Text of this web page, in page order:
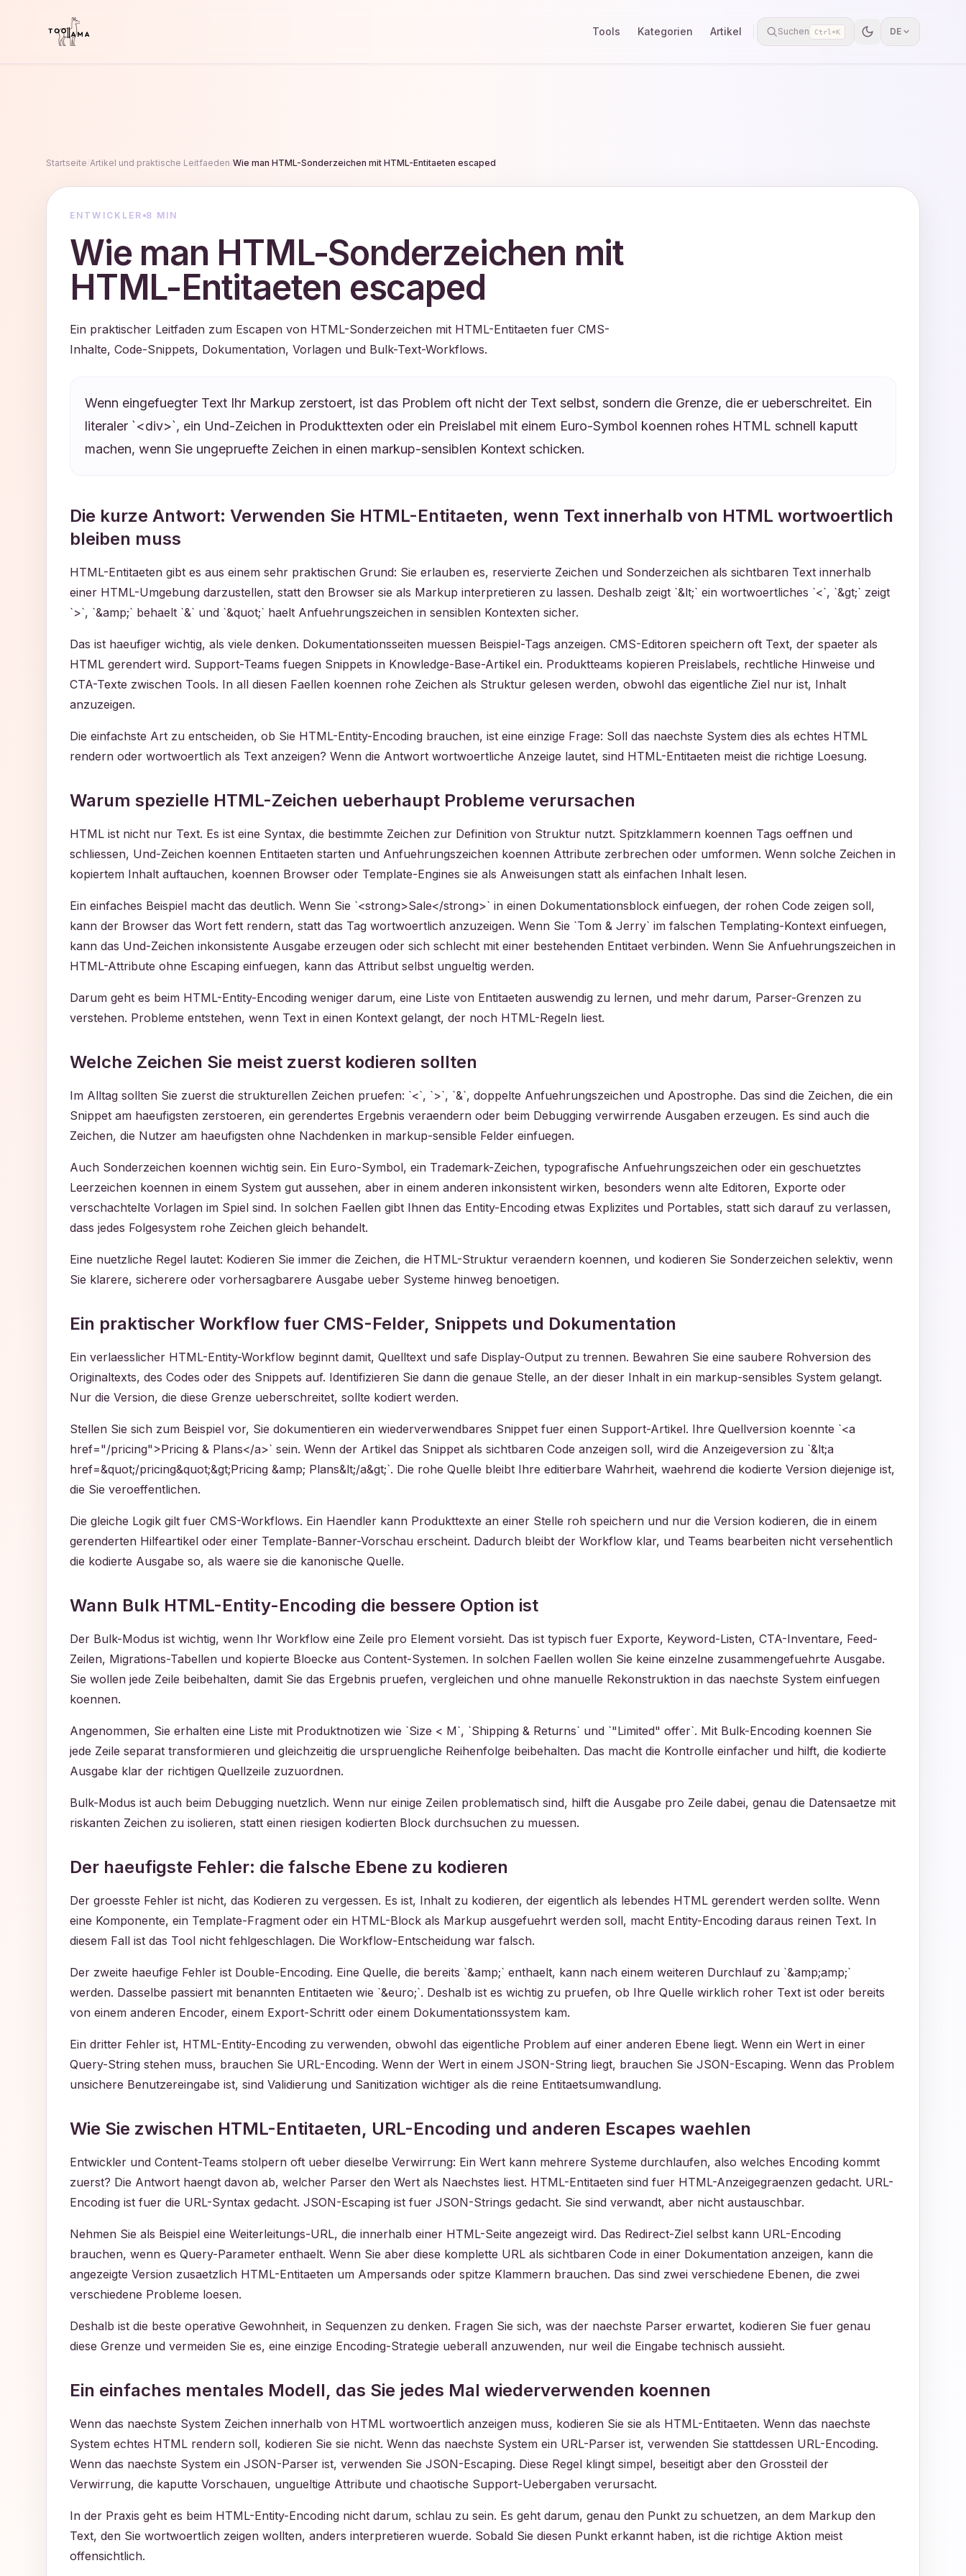
Tools Kategorien Artikel Suchen Ctrl+K DE
Startseite Artikel und praktische Leitfaeden Wie man HTML-Sonderzeichen mit HTML-Entitaeten escaped
ENTWICKLER 8 MIN
Wie man HTML-Sonderzeichen mit
HTML-Entitaeten escaped
Ein praktischer Leitfaden zum Escapen von HTML-Sonderzeichen mit HTML-Entitaeten fuer CMS-
Inhalte, Code-Snippets, Dokumentation, Vorlagen und Bulk-Text-Workflows.
Wenn eingefuegter Text Ihr Markup zerstoert, ist das Problem oft nicht der Text selbst, sondern die Grenze, die er ueberschreitet. Ein
literaler `<div>`, ein Und-Zeichen in Produkttexten oder ein Preislabel mit einem Euro-Symbol koennen rohes HTML schnell kaputt
machen, wenn Sie ungepruefte Zeichen in einen markup-sensiblen Kontext schicken.
Die kurze Antwort: Verwenden Sie HTML-Entitaeten, wenn Text innerhalb von HTML wortwoertlich
bleiben muss
HTML-Entitaeten gibt es aus einem sehr praktischen Grund: Sie erlauben es, reservierte Zeichen und Sonderzeichen als sichtbaren Text innerhalb
einer HTML-Umgebung darzustellen, statt den Browser sie als Markup interpretieren zu lassen. Deshalb zeigt `&lt;` ein wortwoertliches `<`, `&gt;` zeigt
`>`, `&amp;` behaelt `&` und `&quot;` haelt Anfuehrungszeichen in sensiblen Kontexten sicher.
Das ist haeufiger wichtig, als viele denken. Dokumentationsseiten muessen Beispiel-Tags anzeigen. CMS-Editoren speichern oft Text, der spaeter als
HTML gerendert wird. Support-Teams fuegen Snippets in Knowledge-Base-Artikel ein. Produktteams kopieren Preislabels, rechtliche Hinweise und
CTA-Texte zwischen Tools. In all diesen Faellen koennen rohe Zeichen als Struktur gelesen werden, obwohl das eigentliche Ziel nur ist, Inhalt
anzuzeigen.
Die einfachste Art zu entscheiden, ob Sie HTML-Entity-Encoding brauchen, ist eine einzige Frage: Soll das naechste System dies als echtes HTML
rendern oder wortwoertlich als Text anzeigen? Wenn die Antwort wortwoertliche Anzeige lautet, sind HTML-Entitaeten meist die richtige Loesung.
Warum spezielle HTML-Zeichen ueberhaupt Probleme verursachen
HTML ist nicht nur Text. Es ist eine Syntax, die bestimmte Zeichen zur Definition von Struktur nutzt. Spitzklammern koennen Tags oeffnen und
schliessen, Und-Zeichen koennen Entitaeten starten und Anfuehrungszeichen koennen Attribute zerbrechen oder umformen. Wenn solche Zeichen in
kopiertem Inhalt auftauchen, koennen Browser oder Template-Engines sie als Anweisungen statt als einfachen Inhalt lesen.
Ein einfaches Beispiel macht das deutlich. Wenn Sie `<strong>Sale</strong>` in einen Dokumentationsblock einfuegen, der rohen Code zeigen soll,
kann der Browser das Wort fett rendern, statt das Tag wortwoertlich anzuzeigen. Wenn Sie `Tom & Jerry` im falschen Templating-Kontext einfuegen,
kann das Und-Zeichen inkonsistente Ausgabe erzeugen oder sich schlecht mit einer bestehenden Entitaet verbinden. Wenn Sie Anfuehrungszeichen in
HTML-Attribute ohne Escaping einfuegen, kann das Attribut selbst ungueltig werden.
Darum geht es beim HTML-Entity-Encoding weniger darum, eine Liste von Entitaeten auswendig zu lernen, und mehr darum, Parser-Grenzen zu
verstehen. Probleme entstehen, wenn Text in einen Kontext gelangt, der noch HTML-Regeln liest.
Welche Zeichen Sie meist zuerst kodieren sollten
Im Alltag sollten Sie zuerst die strukturellen Zeichen pruefen: `<`, `>`, `&`, doppelte Anfuehrungszeichen und Apostrophe. Das sind die Zeichen, die ein
Snippet am haeufigsten zerstoeren, ein gerendertes Ergebnis veraendern oder beim Debugging verwirrende Ausgaben erzeugen. Es sind auch die
Zeichen, die Nutzer am haeufigsten ohne Nachdenken in markup-sensible Felder einfuegen.
Auch Sonderzeichen koennen wichtig sein. Ein Euro-Symbol, ein Trademark-Zeichen, typografische Anfuehrungszeichen oder ein geschuetztes
Leerzeichen koennen in einem System gut aussehen, aber in einem anderen inkonsistent wirken, besonders wenn alte Editoren, Exporte oder
verschachtelte Vorlagen im Spiel sind. In solchen Faellen gibt Ihnen das Entity-Encoding etwas Explizites und Portables, statt sich darauf zu verlassen,
dass jedes Folgesystem rohe Zeichen gleich behandelt.
Eine nuetzliche Regel lautet: Kodieren Sie immer die Zeichen, die HTML-Struktur veraendern koennen, und kodieren Sie Sonderzeichen selektiv, wenn
Sie klarere, sicherere oder vorhersagbarere Ausgabe ueber Systeme hinweg benoetigen.
Ein praktischer Workflow fuer CMS-Felder, Snippets und Dokumentation
Ein verlaesslicher HTML-Entity-Workflow beginnt damit, Quelltext und safe Display-Output zu trennen. Bewahren Sie eine saubere Rohversion des
Originaltexts, des Codes oder des Snippets auf. Identifizieren Sie dann die genaue Stelle, an der dieser Inhalt in ein markup-sensibles System gelangt.
Nur die Version, die diese Grenze ueberschreitet, sollte kodiert werden.
Stellen Sie sich zum Beispiel vor, Sie dokumentieren ein wiederverwendbares Snippet fuer einen Support-Artikel. Ihre Quellversion koennte `<a
href="/pricing">Pricing & Plans</a>` sein. Wenn der Artikel das Snippet als sichtbaren Code anzeigen soll, wird die Anzeigeversion zu `&lt;a
href=&quot;/pricing&quot;&gt;Pricing &amp; Plans&lt;/a&gt;`. Die rohe Quelle bleibt Ihre editierbare Wahrheit, waehrend die kodierte Version diejenige ist,
die Sie veroeffentlichen.
Die gleiche Logik gilt fuer CMS-Workflows. Ein Haendler kann Produkttexte an einer Stelle roh speichern und nur die Version kodieren, die in einem
gerenderten Hilfeartikel oder einer Template-Banner-Vorschau erscheint. Dadurch bleibt der Workflow klar, und Teams bearbeiten nicht versehentlich
die kodierte Ausgabe so, als waere sie die kanonische Quelle.
Wann Bulk HTML-Entity-Encoding die bessere Option ist
Der Bulk-Modus ist wichtig, wenn Ihr Workflow eine Zeile pro Element vorsieht. Das ist typisch fuer Exporte, Keyword-Listen, CTA-Inventare, Feed-
Zeilen, Migrations-Tabellen und kopierte Bloecke aus Content-Systemen. In solchen Faellen wollen Sie keine einzelne zusammengefuehrte Ausgabe.
Sie wollen jede Zeile beibehalten, damit Sie das Ergebnis pruefen, vergleichen und ohne manuelle Rekonstruktion in das naechste System einfuegen
koennen.
Angenommen, Sie erhalten eine Liste mit Produktnotizen wie `Size < M`, `Shipping & Returns` und `"Limited" offer`. Mit Bulk-Encoding koennen Sie
jede Zeile separat transformieren und gleichzeitig die urspruengliche Reihenfolge beibehalten. Das macht die Kontrolle einfacher und hilft, die kodierte
Ausgabe klar der richtigen Quellzeile zuzuordnen.
Bulk-Modus ist auch beim Debugging nuetzlich. Wenn nur einige Zeilen problematisch sind, hilft die Ausgabe pro Zeile dabei, genau die Datensaetze mit
riskanten Zeichen zu isolieren, statt einen riesigen kodierten Block durchsuchen zu muessen.
Der haeufigste Fehler: die falsche Ebene zu kodieren
Der groesste Fehler ist nicht, das Kodieren zu vergessen. Es ist, Inhalt zu kodieren, der eigentlich als lebendes HTML gerendert werden sollte. Wenn
eine Komponente, ein Template-Fragment oder ein HTML-Block als Markup ausgefuehrt werden soll, macht Entity-Encoding daraus reinen Text. In
diesem Fall ist das Tool nicht fehlgeschlagen. Die Workflow-Entscheidung war falsch.
Der zweite haeufige Fehler ist Double-Encoding. Eine Quelle, die bereits `&amp;` enthaelt, kann nach einem weiteren Durchlauf zu `&amp;amp;`
werden. Dasselbe passiert mit benannten Entitaeten wie `&euro;`. Deshalb ist es wichtig zu pruefen, ob Ihre Quelle wirklich roher Text ist oder bereits
von einem anderen Encoder, einem Export-Schritt oder einem Dokumentationssystem kam.
Ein dritter Fehler ist, HTML-Entity-Encoding zu verwenden, obwohl das eigentliche Problem auf einer anderen Ebene liegt. Wenn ein Wert in einer
Query-String stehen muss, brauchen Sie URL-Encoding. Wenn der Wert in einem JSON-String liegt, brauchen Sie JSON-Escaping. Wenn das Problem
unsichere Benutzereingabe ist, sind Validierung und Sanitization wichtiger als die reine Entitaetsumwandlung.
Wie Sie zwischen HTML-Entitaeten, URL-Encoding und anderen Escapes waehlen
Entwickler und Content-Teams stolpern oft ueber dieselbe Verwirrung: Ein Wert kann mehrere Systeme durchlaufen, also welches Encoding kommt
zuerst? Die Antwort haengt davon ab, welcher Parser den Wert als Naechstes liest. HTML-Entitaeten sind fuer HTML-Anzeigegraenzen gedacht. URL-
Encoding ist fuer die URL-Syntax gedacht. JSON-Escaping ist fuer JSON-Strings gedacht. Sie sind verwandt, aber nicht austauschbar.
Nehmen Sie als Beispiel eine Weiterleitungs-URL, die innerhalb einer HTML-Seite angezeigt wird. Das Redirect-Ziel selbst kann URL-Encoding
brauchen, wenn es Query-Parameter enthaelt. Wenn Sie aber diese komplette URL als sichtbaren Code in einer Dokumentation anzeigen, kann die
angezeigte Version zusaetzlich HTML-Entitaeten um Ampersands oder spitze Klammern brauchen. Das sind zwei verschiedene Ebenen, die zwei
verschiedene Probleme loesen.
Deshalb ist die beste operative Gewohnheit, in Sequenzen zu denken. Fragen Sie sich, was der naechste Parser erwartet, kodieren Sie fuer genau
diese Grenze und vermeiden Sie es, eine einzige Encoding-Strategie ueberall anzuwenden, nur weil die Eingabe technisch aussieht.
Ein einfaches mentales Modell, das Sie jedes Mal wiederverwenden koennen
Wenn das naechste System Zeichen innerhalb von HTML wortwoertlich anzeigen muss, kodieren Sie sie als HTML-Entitaeten. Wenn das naechste
System echtes HTML rendern soll, kodieren Sie sie nicht. Wenn das naechste System ein URL-Parser ist, verwenden Sie stattdessen URL-Encoding.
Wenn das naechste System ein JSON-Parser ist, verwenden Sie JSON-Escaping. Diese Regel klingt simpel, beseitigt aber den Grossteil der
Verwirrung, die kaputte Vorschauen, ungueltige Attribute und chaotische Support-Uebergaben verursacht.
In der Praxis geht es beim HTML-Entity-Encoding nicht darum, schlau zu sein. Es geht darum, genau den Punkt zu schuetzen, an dem Markup den
Text, den Sie wortwoertlich zeigen wollten, anders interpretieren wuerde. Sobald Sie diesen Punkt erkannt haben, ist die richtige Aktion meist
offensichtlich.